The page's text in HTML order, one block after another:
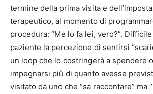
termine della prima visita e
terapeutico, al momento di
procedura: “Me lo fa lei, vero?”.
paziente la percezione di sentirsi
un loop che lo costringerà a spendere
impegnarsi più di quanto avesse
visitato da uno che “sa raccontare” ma